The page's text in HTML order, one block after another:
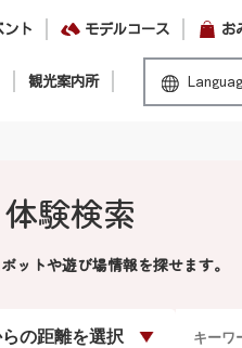
ント モデルコース お
観光案内所
験検索
ットや遊び場情報を探せます。
の距離を選択